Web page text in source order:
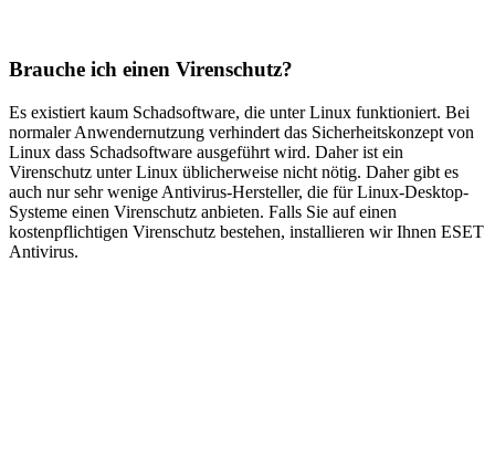
Brauche ich einen Virenschutz?
Es existiert kaum Schadsoftware, die unter Linux funktioniert. Bei
normaler Anwendernutzung verhindert das Sicherheitskonzept von
Linux dass Schadsoftware ausgeführt wird. Daher ist ein
Virenschutz unter Linux üblicherweise nicht nötig. Daher gibt es
auch nur sehr wenige Antivirus-Hersteller, die für Linux-Desktop-
Systeme einen Virenschutz anbieten. Falls Sie auf einen
kostenpflichtigen Virenschutz bestehen, installieren wir Ihnen ESET
Antivirus.